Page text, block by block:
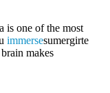
is one of the most
immersesumergirte
makes